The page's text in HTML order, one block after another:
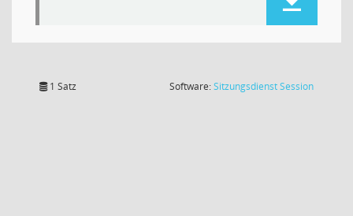
1 Satz Software:SitzungsdienstSession(Wird in